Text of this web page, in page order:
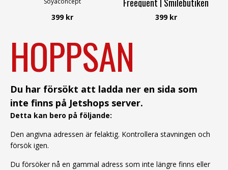
399 kr Freequent
399 kr
HOPPSAN
Du har försökt att ladda ner en sida som
inte finns på Jetshops server.
Detta kan bero på följande:
Den angivna adressen är felaktig. Kontrollera stavningen och
försök igen.
Du försöker nå en gammal adress som inte längre finns eller